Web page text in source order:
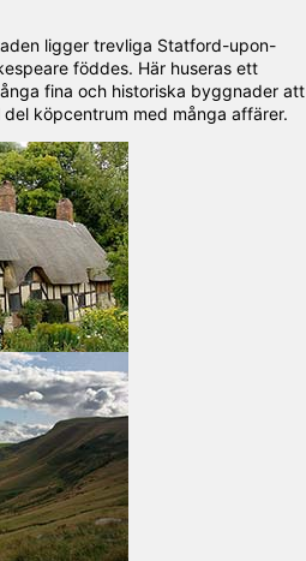
ligger trevliga Statford-upon-
föddes. Här huseras ett
fina och historiska byggnader att
köpcentrum med många affärer.